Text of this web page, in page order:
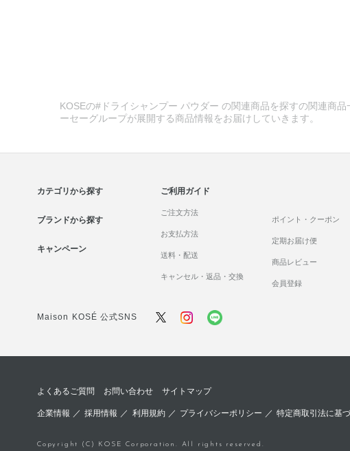
KOSEの#ドライシャンプー パウダー の関連商品を探すの関連商
ーセーグループが展開する商品情報をお届けしていきます。
カテゴリから探す
ブランドから探す
キャンペーン
ご利用ガイド
ご注文方法
お支払方法
送料・配送
キャンセル・返品・交換
ポイント・クーポン
定期お届け便
商品レビュー
会員登録
Maison KOSÉ 公式SNS
よくあるご質問 お問い合わせ サイトマップ
企業情報 ／採用情報 ／ 利用規約／ プライバシーポリシー ／ 特定商取引法に基
Copyright (C) KOSE Corporation. All rights reserved.